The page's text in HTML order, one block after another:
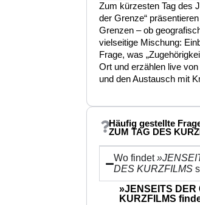
Zum kürzesten Tag des
der Grenze“
Grenzen – ob
vielseitige Mischung:
Frage, was
Ort und erzählen live
und den Austausch mit
Häufig gestellte
ZUM TAG DES
Wo findet
DES KURZFILMS
»JENSEITS DER
KURZFILMS